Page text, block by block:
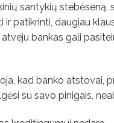
santykių stebėseną,
patikrinti, daugiau
bankas gali
kad banko atstovai,
su savo pinigais,